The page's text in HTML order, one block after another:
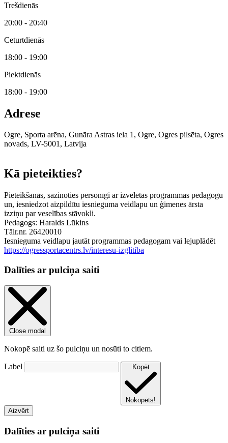
Trešdienās
20:00 - 20:40
Ceturtdienās
18:00 - 19:00
Piektdienās
18:00 - 19:00
Adrese
Ogre, Sporta arēna, Gunāra Astras iela 1, Ogre, Ogres pilsēta, Ogres
novads, LV-5001, Latvija
Kā pieteikties?
Pieteikšanās, sazinoties personīgi ar izvēlētās programmas pedagogu
un, iesniedzot aizpildītu iesnieguma veidlapu un ģimenes ārsta
izziņu par veselības stāvokli.
Pedagogs: Haralds Lūkins
Tālr.nr. 26420010
Iesnieguma veidlapu jautāt programmas pedagogam vai lejuplādēt
https://ogressportacentrs.lv/interesu-izglitiba
Dalīties ar pulciņa saiti
Close modal
Nokopē saiti uz šo pulciņu un nosūti to citiem.
Label Kopēt
Nokopēts!
Aizvērt
Dalīties ar pulciņa saiti